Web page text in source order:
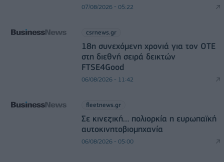
07/08/2026 - 05:22
csrnews.gr
18η συνεχόμενη χρονιά για τον ΟΤΕ
στη διεθνή σειρά δεικτών
FTSE4Good
06/08/2026 - 11:42
fleetnews.gr
Σε κινεζική… πολιορκία η ευρωπαϊκή
αυτοκινητοβιομηχανία
06/08/2026 - 05:00